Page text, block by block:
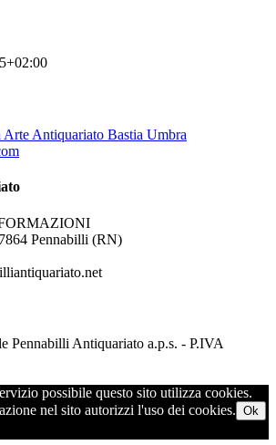
Antiquariato Bastia Umbra
Pennabilli (RN)
Pennabilli Antiquariato a.p.s. - P.IVA
possibile questo sito utilizza cookies.
nel sito autorizzi l'uso dei cookies. Ok